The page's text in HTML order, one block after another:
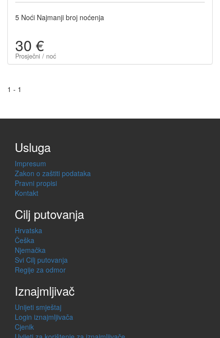
5 Noći Najmanji broj noćenja
30 €
Prosječni / noć
1 - 1
Usluga
Impresum
Zakon o zaštiti podataka
Pravni propisi
Kontakt
Cilj putovanja
Hrvatska
Češka
Njemačka
Svi Cilj putovanja
Regije za odmor
Iznajmljivač
Unijeti smještaj
Login iznajmljivača
Cjenik